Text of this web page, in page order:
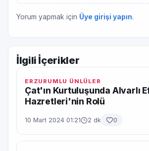
Yorum yapmak için Üye girişi yapın.
İlgili İçerikler
ERZURUMLU ÜNLÜLER
Çat'ın Kurtuluşunda Alvarlı
Hazretleri'nin Rolü
10 Mart 2024 01:21 2 dk 0